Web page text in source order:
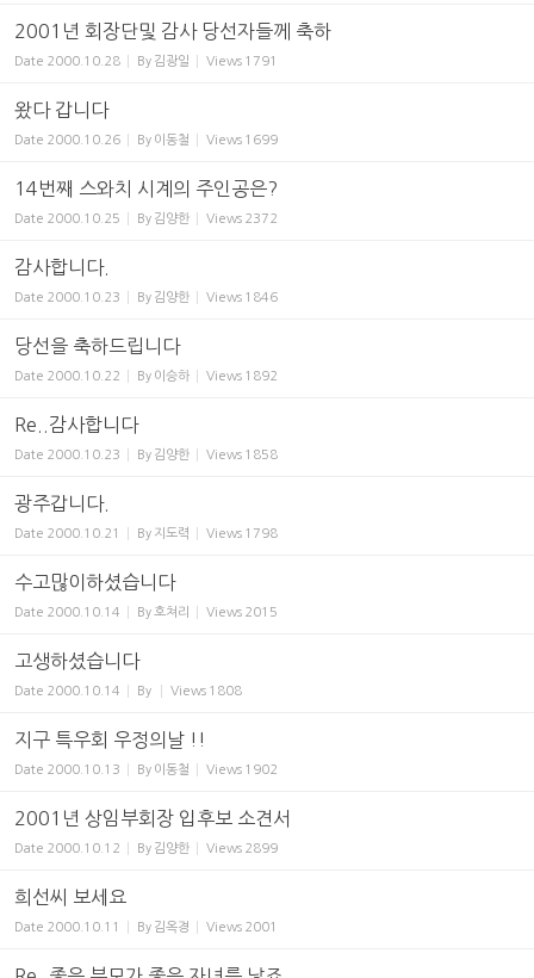
2001년 회장단및 감사 당선자들께 축하
Date 2000.10.28 By 김광일 Views 1791
왔다 갑니다
Date 2000.10.26 By 이동철 Views 1699
14번째 스와치 시계의 주인공은?
Date 2000.10.25 By 김양한 Views 2372
감사합니다.
Date 2000.10.23 By 김양한 Views 1846
당선을 축하드립니다
Date 2000.10.22 By 이승하 Views 1892
Re..감사합니다
Date 2000.10.23 By 김양한 Views 1858
광주갑니다.
Date 2000.10.21 By 지도력 Views 1798
수고많이하셨습니다
Date 2000.10.14 By호쳐리 Views 2015
고생하셨습니다
Date 2000.10.14 By Views 1808
지구 특우회 우정의날 !!
Date 2000.10.13 By 이동철 Views 1902
2001년 상임부회장 입후보 소견서
Date 2000.10.12 By 김양한 Views 2899
희선씨 보세요
Date 2000.10.11 By 김옥경 Views 2001